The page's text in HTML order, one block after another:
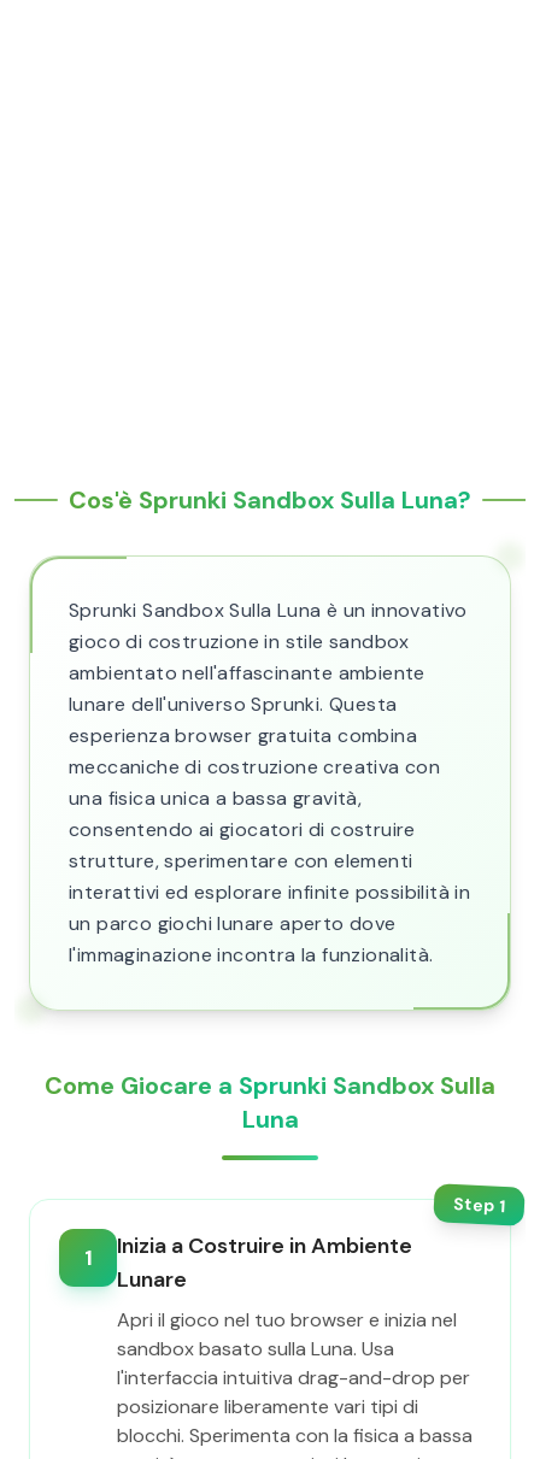
Cos'è Sprunki Sandbox Sulla Luna?
Sprunki Sandbox Sulla Luna è un innovativo
gioco di costruzione in stile sandbox
ambientato nell'affascinante ambiente
lunare dell'universo Sprunki. Questa
esperienza browser gratuita combina
meccaniche di costruzione creativa con
una fisica unica a bassa gravità,
consentendo ai giocatori di costruire
strutture, sperimentare con elementi
interattivi ed esplorare infinite possibilità in
un parco giochi lunare aperto dove
l'immaginazione incontra la funzionalità.
Come Giocare a Sprunki Sandbox Sulla
Luna
Step1
1
Inizia a Costruire in Ambiente
Lunare
Apri il gioco nel tuo browser e inizia nel
sandbox basato sulla Luna. Usa
l'interfaccia intuitiva drag-and-drop per
posizionare liberamente vari tipi di
blocchi. Sperimenta con la fisica a bassa